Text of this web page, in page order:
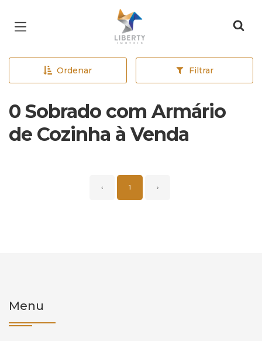
Página inicial
Ordenar Filtrar
0 Sobrado com Armário
de Cozinha à Venda
‹ 1 ›
Menu